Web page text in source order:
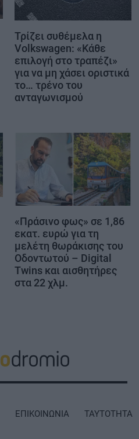
Τρίζει συθέμελα η
Volkswagen: «Κάθε
επιλογή στο τραπέζι»
για να μη χάσει οριστικά
το… τρένο του
ανταγωνισμού
«Πράσινο φως» σε 1,86
εκατ. ευρώ για τη
μελέτη θωράκισης του
Οδοντωτού – Digital
Twins και αισθητήρες
στα 22 χλμ.
ΕΠΙΚΟΙΝΩΝΙΑ ΤΑΥΤΟΤΗΤΑ